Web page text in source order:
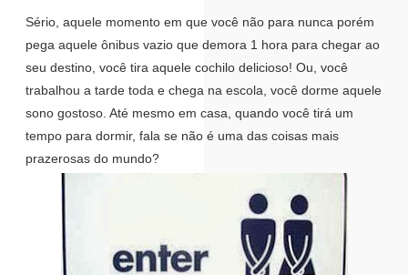
Sério, aquele momento em que você não para nunca porém
pega aquele ônibus vazio que demora 1 hora para chegar ao
seu destino, você tira aquele cochilo delicioso! Ou, você
trabalhou a tarde toda e chega na escola, você dorme aquele
sono gostoso. Até mesmo em casa, quando você tirá um
tempo para dormir, fala se não é uma das coisas mais
prazerosas do mundo?